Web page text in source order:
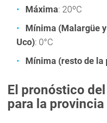
Máxima: 20ºC
Mínima (Malargüe
Uco): 0°C
Mínima (resto de la
El pronóstico
para la